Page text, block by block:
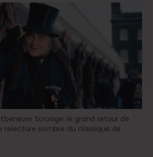
Scrooge: le grand retour de
relecture sombre du classique de